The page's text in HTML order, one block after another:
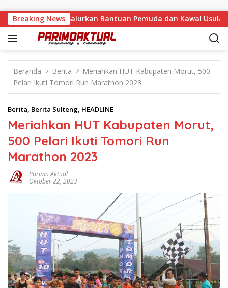
Breaking News
Feinny Salurkan Bantuan Pemuda dan Kawal Usulan
Beranda Berita
Meriahkan HUT Kabupaten Morut, 500
Pelari Ikuti Tomori Run Marathon 2023
Berita, Berita Sulteng, HEADLINE
Meriahkan HUT Kabupaten Morut,
500 Pelari Ikuti Tomori Run
Marathon 2023
Parimo Aktual
Oktober 22, 2023